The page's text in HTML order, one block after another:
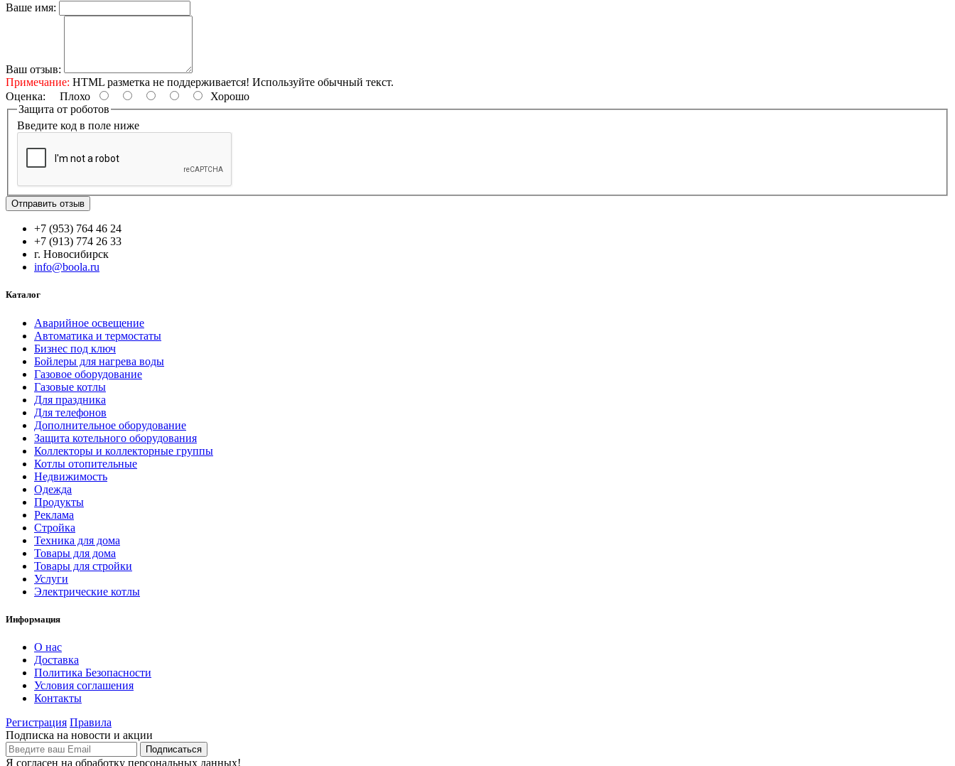
Ваше имя:
Ваш отзыв:
Примечание: HTML разметка не поддерживается! Используйте обычный текст.
Оценка: Плохо
Хорошо
Защита от роботов
Введите код в поле ниже
Отправить отзыв
+7 (953) 764 46 24
+7 (913) 774 26 33
г. Новосибирск
info@boola.ru
Каталог
Аварийное освещение
Автоматика и термостаты
Бизнес под ключ
Бойлеры для нагрева воды
Газовое оборудование
Газовые котлы
Для праздника
Для телефонов
Дополнительное оборудование
Защита котельного оборудования
Коллекторы и коллекторные группы
Котлы отопительные
Недвижимость
Одежда
Продукты
Реклама
Стройка
Техника для дома
Товары для дома
Товары для стройки
Услуги
Электрические котлы
Информация
О нас
Доставка
Политика Безопасности
Условия соглашения
Контакты
Регистрация Правила
Подписка на новости и акции
Я согласен на обработку персональных данных!